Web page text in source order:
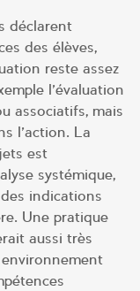
déclarent
des élèves,
reste assez
l’évaluation
associatifs, mais
l’action. La
est
systémique,
indications
Une pratique
aussi très